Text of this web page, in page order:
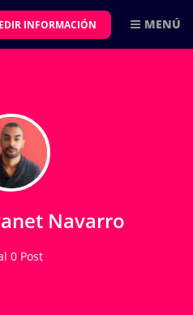
INFORMACIÓN MENÚ
Navarro
0 Post